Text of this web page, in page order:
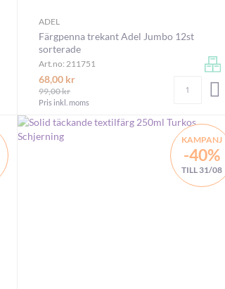
LÄGG I VARUKORGEN
ADEL
Färgpenna trekant Adel Jumbo 12st
sorterade
Art.no: 211751
68,00 kr
99,00 kr
Pris inkl. moms
KAMPANJ
-40%
TILL 31/08